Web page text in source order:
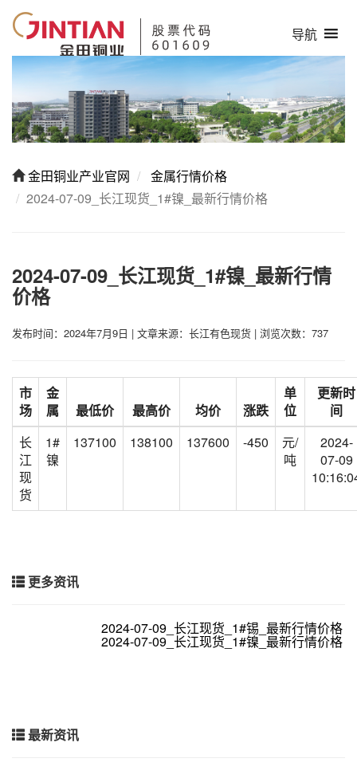
导航
金田铜业产业官网
金属行情价格
2024-07-09_长江现货_1#镍_最新行情价格
2024-07-09_长江现货_1#镍_最新行情
价格
发布时间：2024年7月9日 | 文章来源：长江有色现货 | 浏览次数：737
市
场
金
属
最低价 最高价 均价 涨跌
单
位
更新时
间
长
江
现
货
1#
镍
137100 138100 137600 -450
元/
吨
2024-
07-09
更多资讯
2024-07-09_长江现货_1#锡_最新行情价格
2024-07-09_长江现货_1#镍_最新行情价格
最新资讯